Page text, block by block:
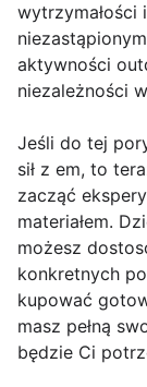
wytrzymałości
aktywności
niezależności
Jeśli do tej
sił z em, to
zacząć
materiałem.
możesz
konkretnych
kupować
masz pełną
będzie Ci